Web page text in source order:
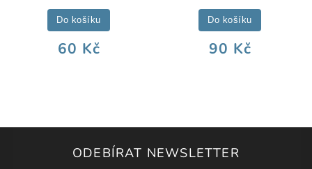
60 Kč
Do košíku
90 Kč
Do košíku
ODEBÍRAT NEWSLETTER